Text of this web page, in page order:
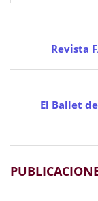
Revista
El Ballet